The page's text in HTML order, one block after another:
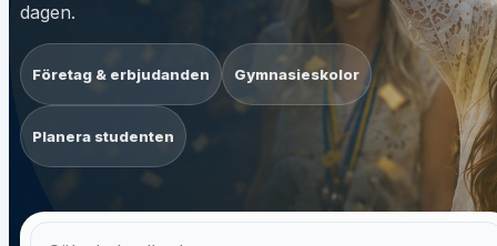
dagen.
Företag & erbjudanden Gymnasieskolor
Planera studenten